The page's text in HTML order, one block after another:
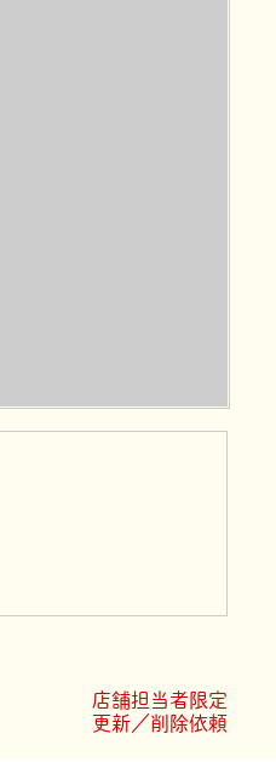
店舗担当者限定
更新／削除依頼